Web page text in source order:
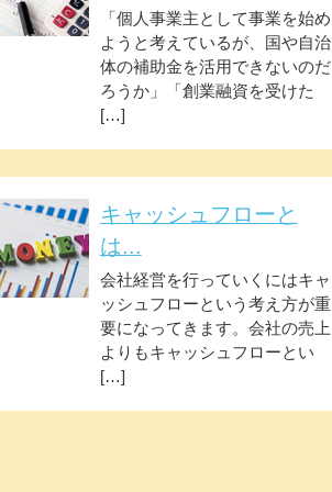
「個人事業主として事業を始め
ようと考えているが、国や自治
体の補助金を活用できないのだ
ろうか」「創業融資を受けた
[…]
キャッシュフローと
は...
会社経営を行っていくにはキャ
ッシュフローという考え方が重
要になってきます。会社の売上
よりもキャッシュフローとい
[…]